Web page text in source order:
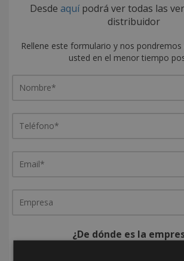
Desde aquípodrá ver todas las
distribuidor
Rellene este formulario y nos
usted en el menor tiempo
¿De dónde es la